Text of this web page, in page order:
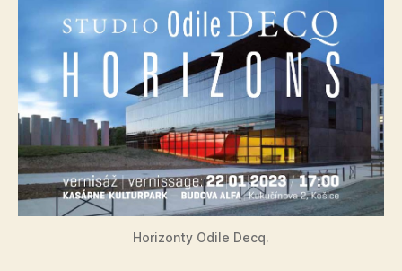
Horizonty Odile Decq.